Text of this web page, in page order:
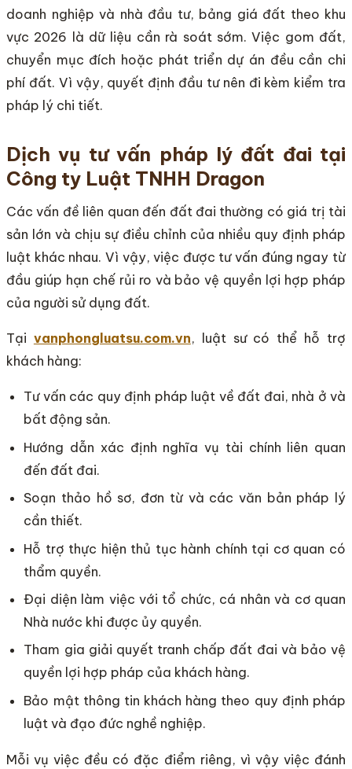
doanh nghiệp và nhà đầu tư, bảng giá đất theo khu
vực 2026 là dữ liệu cần rà soát sớm. Việc gom đất,
chuyển mục đích hoặc phát triển dự án đều cần chi
phí đất. Vì vậy, quyết định đầu tư nên đi kèm kiểm tra
pháp lý chi tiết.
Dịch vụ tư vấn pháp lý đất đai tại
Công ty Luật TNHH Dragon
Các vấn đề liên quan đến đất đai thường có giá trị tài
sản lớn và chịu sự điều chỉnh của nhiều quy định pháp
luật khác nhau. Vì vậy, việc được tư vấn đúng ngay từ
đầu giúp hạn chế rủi ro và bảo vệ quyền lợi hợp pháp
của người sử dụng đất.
Tại vanphongluatsu.com.vn, luật sư có thể hỗ trợ
khách hàng:
Tư vấn các quy định pháp luật về đất đai, nhà ở và
bất động sản.
Hướng dẫn xác định nghĩa vụ tài chính liên quan
đến đất đai.
Soạn thảo hồ sơ, đơn từ và các văn bản pháp lý
cần thiết.
Hỗ trợ thực hiện thủ tục hành chính tại cơ quan có
thẩm quyền.
Đại diện làm việc với tổ chức, cá nhân và cơ quan
Nhà nước khi được ủy quyền.
Tham gia giải quyết tranh chấp đất đai và bảo vệ
quyền lợi hợp pháp của khách hàng.
Bảo mật thông tin khách hàng theo quy định pháp
luật và đạo đức nghề nghiệp.
Mỗi vụ việc đều có đặc điểm riêng, vì vậy việc đánh